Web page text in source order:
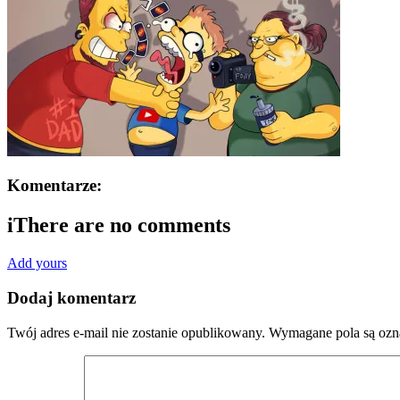
Komentarze:
iThere are no comments
Add yours
Dodaj komentarz
Twój adres e-mail nie zostanie opublikowany. Wymagane pola są